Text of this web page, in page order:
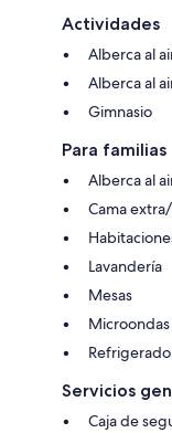
Actividades
Alberca al
Alberca al
Gimnasio
Para familias
Alberca al
Cama
Lavandería
Mesas
Servicios
Caja de